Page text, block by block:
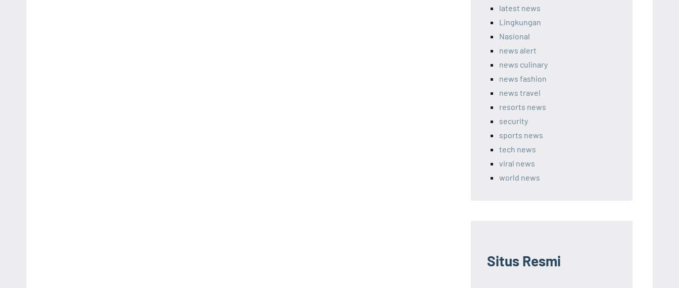
latest news
Lingkungan
Nasional
news alert
news culinary
news fashion
news travel
resorts news
security
sports news
tech news
viral news
world news
Situs Resmi